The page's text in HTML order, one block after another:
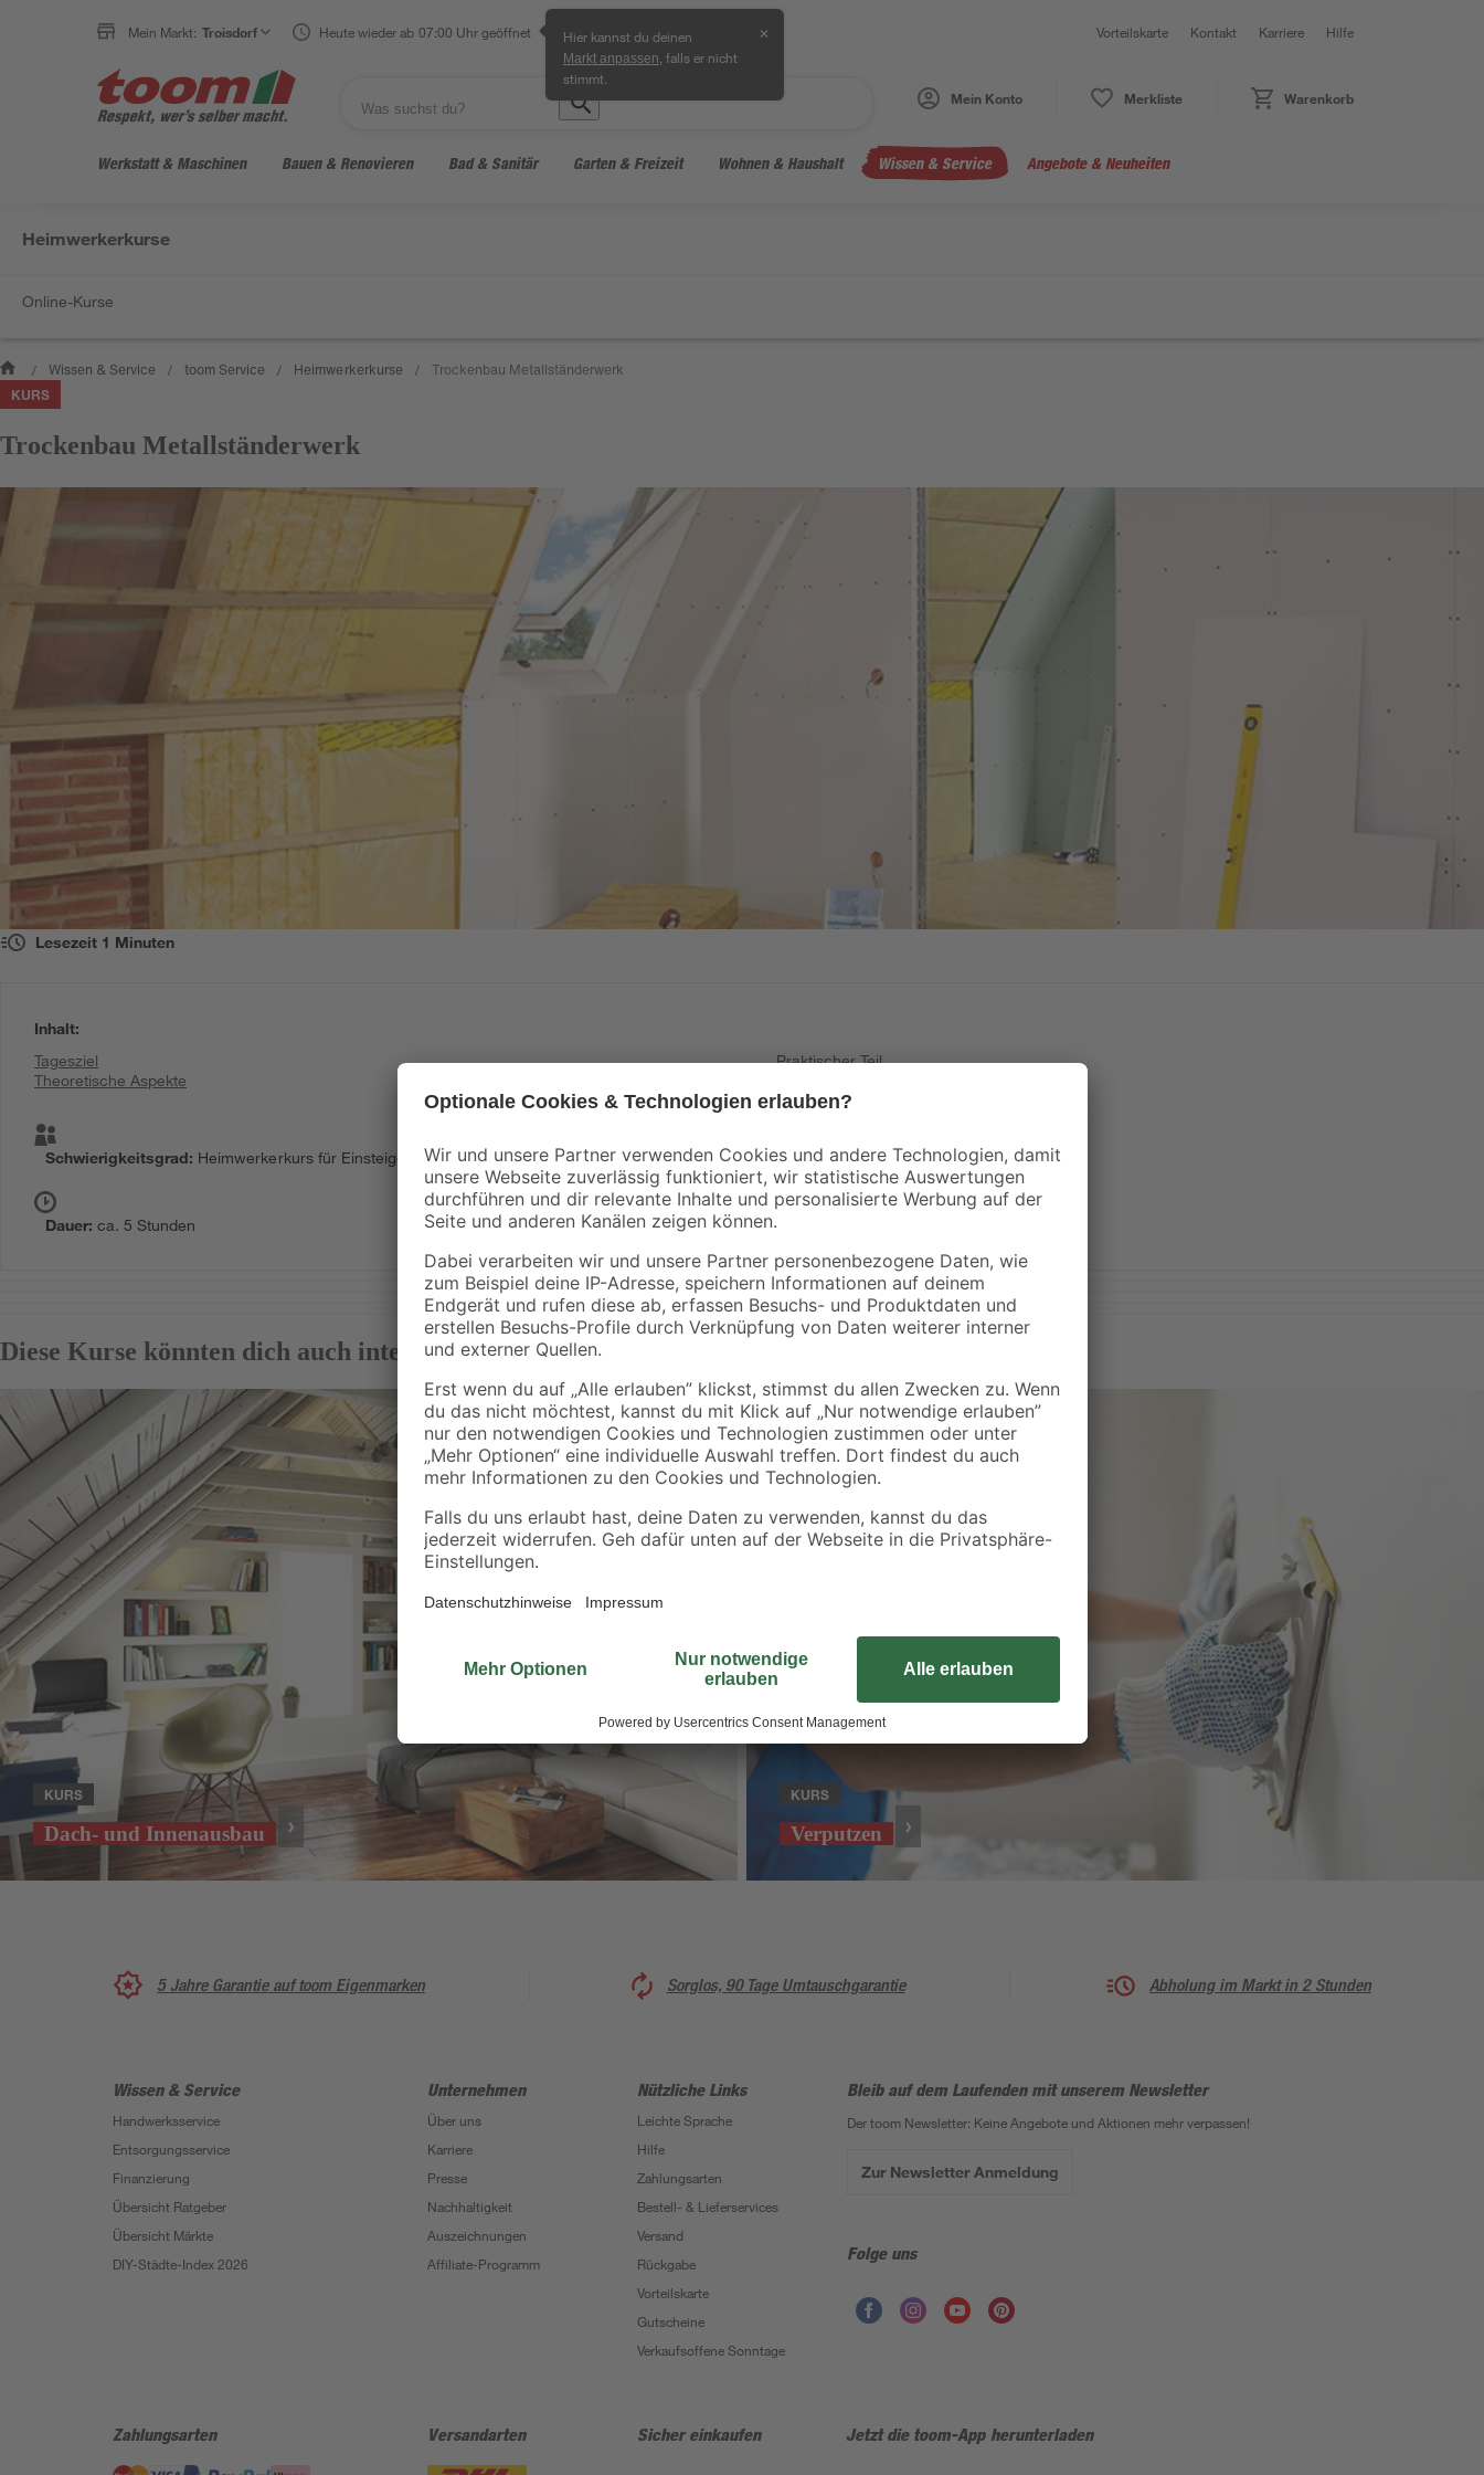
Mein Markt: Troisdorf Heute wieder ab 07:00 Uhr geöffnet Hier kannst du deinen
Markt anpassen , falls er nicht
stimmt.
✕ Vorteilskarte Kontakt Karriere Hilfe
Mein Konto Merkliste Warenkorb
Werkstatt & Maschinen Bauen & Renovieren Bad & Sanitär Garten & Freizeit Wohnen & Haushalt Wissen & Service Angebote & Neuheiten
Heimwerkerkurse
Online-Kurse
/ Wissen & Service / toom Service / Heimwerkerkurse / Trockenbau Metallständerwerk
KURS
Trockenbau Metallständerwerk
Lesezeit 1 Minuten
Inhalt:
Tagesziel
Theoretische Aspekte
Praktischer Teil
Schwierigkeitsgrad: Heimwerkerkurs für Einsteiger
Dauer:ca. 5 Stunden
Diese Kurse könnten dich auch interessieren
KURS
Dach- und Innenausbau
KURS
Verputzen
5 Jahre Garantie auf toom Eigenmarken Sorglos, 90 Tage Umtauschgarantie Abholung im Markt in 2 Stunden
Wissen & Service
Handwerksservice
Entsorgungsservice
Finanzierung
Übersicht Ratgeber
Übersicht Märkte
DIY-Städte-Index 2026
Unternehmen
Über uns
Karriere
Presse
Nachhaltigkeit
Auszeichnungen
Affiliate-Programm
Nützliche Links
Leichte Sprache
Hilfe
Zahlungsarten
Bestell- & Lieferservices
Versand
Rückgabe
Vorteilskarte
Gutscheine
Verkaufsoffene Sonntage
Bleib auf dem Laufenden mit unserem Newsletter
Der toom Newsletter: Keine Angebote und Aktionen mehr verpassen!
Zur Newsletter Anmeldung
Folge uns
Zahlungsarten Versandarten Sicher einkaufen Jetzt die toom-App herunterladen